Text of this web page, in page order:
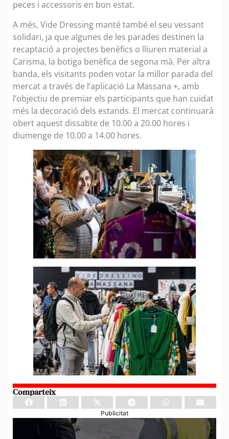
peces i accessoris en bon estat.
A més, Vide Dressing manté també el seu vessant
solidari, ja que algunes de les parades destinen la
recaptació a projectes benèfics o lliuren material a
Carisma, la botiga benèfica de segona mà. Per altra
banda, els visitants poden votar la millor parada del
mercat a través de l’aplicació La Massana +, amb
l’objectiu de premiar els participants que han cuidat
més la decoració dels estands. El mercat continuarà
obert aquest dissabte de 10.00 a 20.00 hores i
diumenge de 10.00 a 14.00 hores.
Comparteix
Publicitat